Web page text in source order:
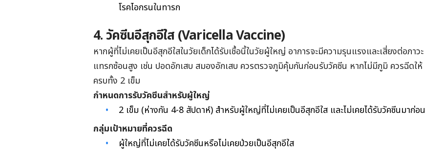
โรคไอกรนในทารก​
4. วัคซีนอีสุกอีใส (Varicella Vaccine)
หากผู้ที่ไม่เคยเป็นอีสุกอีใสในวัยเด็กได้รับเชื้อนี้ในวัยผู้ใหญ่ อาการจะมีความรุนแรงและเสี่ยงต่อภาวะ
แทรกซ้อนสูง เช่น ปอดอักเสบ สมองอักเสบ ควรตรวจภูมิคุ้มกันก่อนรับวัคซีน หากไม่มีภูมิ ควรฉีดให้
ครบทั้ง 2 เข็ม
กำหนดการรับวัคซีนสำหรับผู้ใหญ่
2 เข็ม (ห่างกัน 4-8 สัปดาห์) สำหรับผู้ใหญ่ที่ไม่เคยเป็นอีสุกอีใส และไม่เคยได้รับวัคซีนมาก่อน
กลุ่มเป้าหมายที่ควรฉีด
ผู้ใหญ่ที่ไม่เคยได้รับวัคซีนหรือไม่เคยป่วยเป็นอีสุกอีใส